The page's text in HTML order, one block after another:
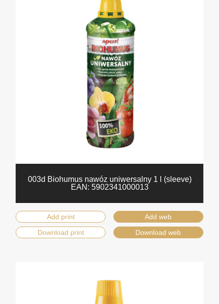
003d Biohumus nawóz uniwersalny 1 l (sleeve)
EAN: 5902341000013
Add print
Add web
Download print
Download web